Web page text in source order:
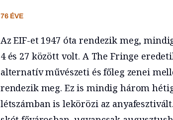
76 ÉVE
Az EIF-et 1947 óta rendezik meg,
4 és 27 között volt. A The Fringe
alternatív művészeti és főleg zenei
rendezik meg. Ez is mindig három
létszámban is lekörözi az